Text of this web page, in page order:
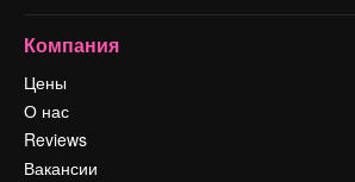
Компания
Цены
О нас
Reviews
Вакансии